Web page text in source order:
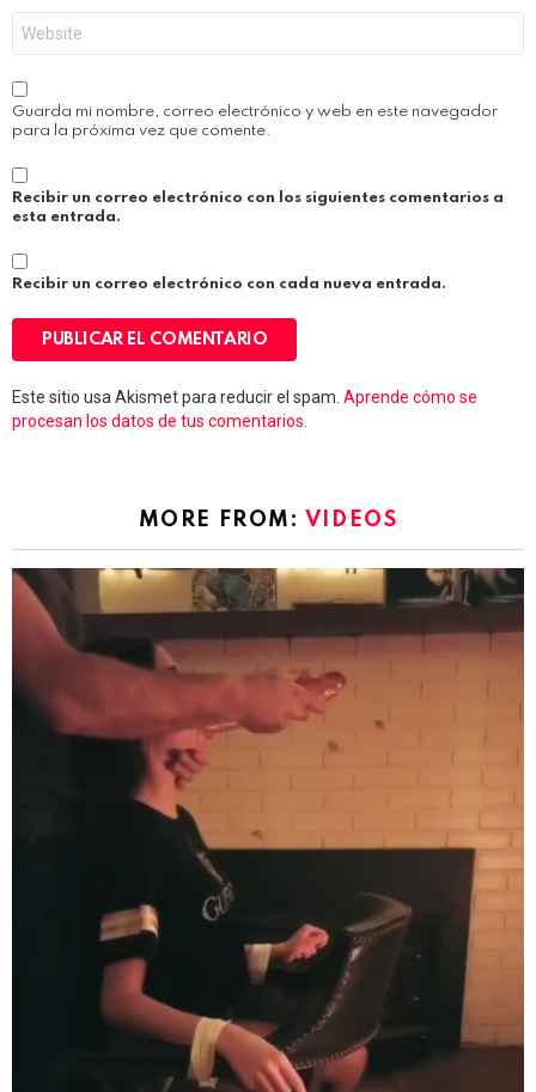
Guarda mi nombre, correo electrónico y web en este navegador
para la próxima vez que comente.
Recibir un correo electrónico con los siguientes comentarios a
esta entrada.
Recibir un correo electrónico con cada nueva entrada.
Este sitio usa Akismet para reducir el spam. Aprende cómo se
procesan los datos de tus comentarios.
MORE FROM: VIDEOS